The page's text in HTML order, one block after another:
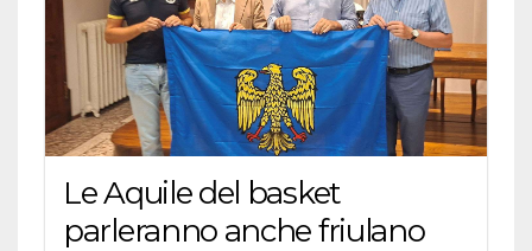
Le Aquile del basket
parleranno anche friulano